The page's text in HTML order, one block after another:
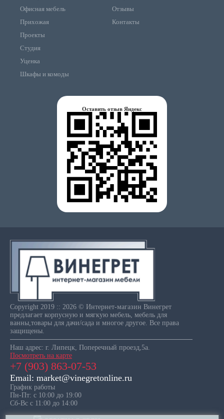
Офисная мебель
Прихожая
Проекты
Студия
Уценка
Шкафы и комоды
Отзывы
Контакты
Оставить отзыв Яндекс
Copyright 2019 :: 2026 © Интернет-магазин Винегрет
предлагает корпусную и мягкую мебель, мебель для
ванны,товары для дачи/сада и многое другое. Все права
защищены.
Наш адрес: г. Липецк, Поперечный проезд,5а.
Посмотреть на карте
+7 (903) 863-07-53
Email: market@vinegretonline.ru
График работы
Пн-Пт: с 10:00 до 19:00
Сб-Вс с 11:00 до 14:00